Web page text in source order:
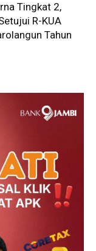
Tingkat 2,
R-KUA
Tahun